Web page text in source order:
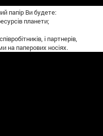
папір Ви будете:
планети;
і партнерів,
на паперових носіях.